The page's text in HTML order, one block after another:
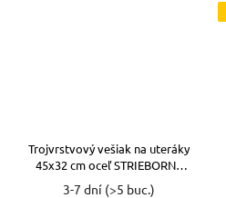
Trojvrstvový vešiak na uteráky
45x32 cm oceľ STRIEBORNÝ
VYPR
3-7 dní (>5 buc.)